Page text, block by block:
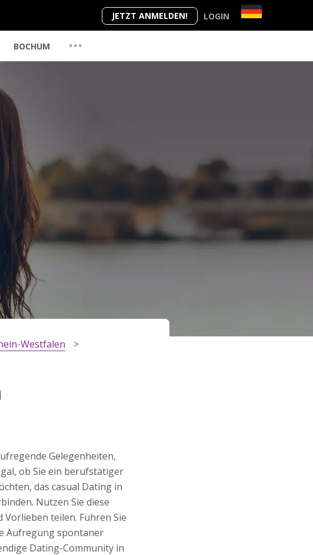
JETZT ANMELDEN! LOGIN
BOCHUM ...
Westfalen
Gelegenheiten,
ob Sie ein berufstätiger
das сasual Dating in
Nutzen Sie diese
teilen. Führen Sie
Aufregung spontaner
Dating-Community in